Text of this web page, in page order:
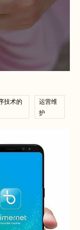
技术的
运营维
护